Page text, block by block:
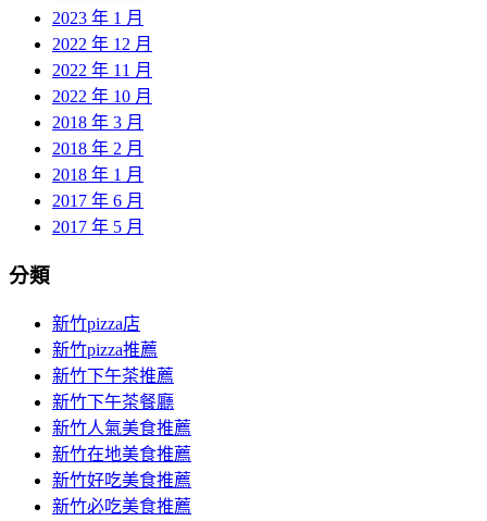
2023 年 1 月
2022 年 12 月
2022 年 11 月
2022 年 10 月
2018 年 3 月
2018 年 2 月
2018 年 1 月
2017 年 6 月
2017 年 5 月
分類
新竹pizza店
新竹pizza推薦
新竹下午茶推薦
新竹下午茶餐廳
新竹人氣美食推薦
新竹在地美食推薦
新竹好吃美食推薦
新竹必吃美食推薦